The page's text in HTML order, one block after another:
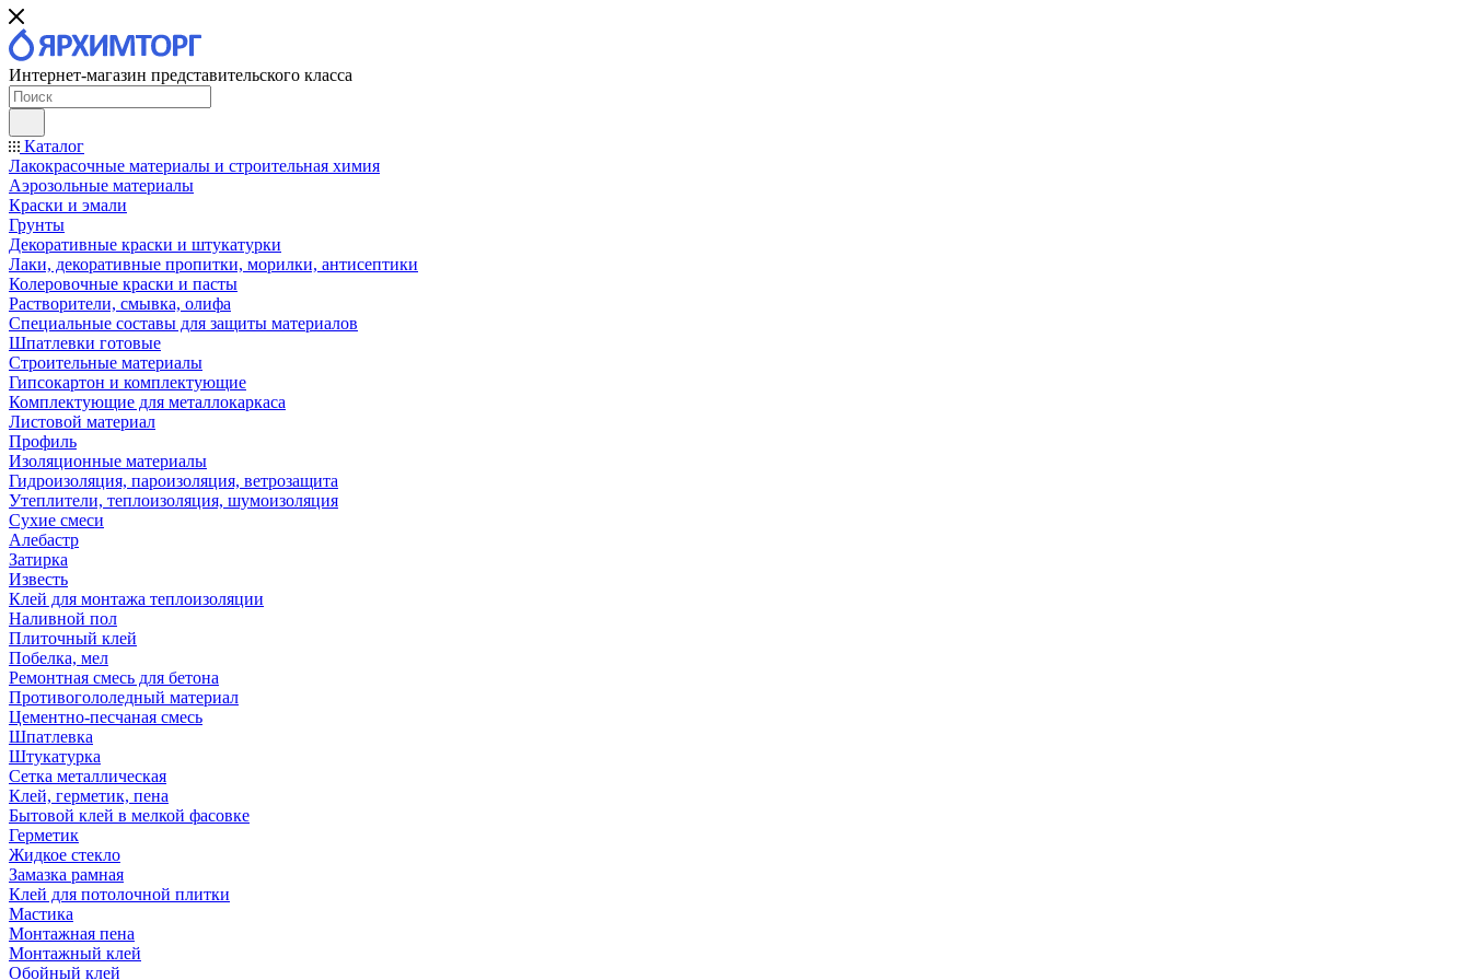
Интернет-магазин представительского класса
Каталог
Лакокрасочные материалы и строительная химия
Аэрозольные материалы
Краски и эмали
Грунты
Декоративные краски и штукатурки
Лаки, декоративные пропитки, морилки, антисептики
Колеровочные краски и пасты
Растворители, смывка, олифа
Специальные составы для защиты материалов
Шпатлевки готовые
Строительные материалы
Гипсокартон и комплектующие
Комплектующие для металлокаркаса
Листовой материал
Профиль
Изоляционные материалы
Гидроизоляция, пароизоляция, ветрозащита
Утеплители, теплоизоляция, шумоизоляция
Сухие смеси
Алебастр
Затирка
Известь
Клей для монтажа теплоизоляции
Наливной пол
Плиточный клей
Побелка, мел
Ремонтная смесь для бетона
Противогололедный материал
Цементно-песчаная смесь
Шпатлевка
Штукатурка
Сетка металлическая
Клей, герметик, пена
Бытовой клей в мелкой фасовке
Герметик
Жидкое стекло
Замазка рамная
Клей для потолочной плитки
Мастика
Монтажная пена
Монтажный клей
Обойный клей